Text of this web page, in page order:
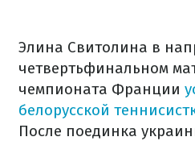
Элина Свитолина в
четвертьфинальном
чемпионата Франции
белорусской
После поединка